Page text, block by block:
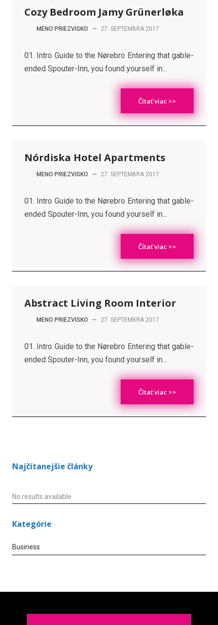
Cozy Bedroom Jamy Grünerløka
MENO PRIEZVISKO — 27. SEPTEMBRA 2017
01. Intro Guide to the Nørebro Entering that gable-
ended Spouter-Inn, you found yourself in...
Čítať viac >>
Nórdiska Hotel Apartments
MENO PRIEZVISKO — 27. SEPTEMBRA 2017
01. Intro Guide to the Nørebro Entering that gable-
ended Spouter-Inn, you found yourself in...
Čítať viac >>
Abstract Living Room Interior
MENO PRIEZVISKO — 27. SEPTEMBRA 2017
01. Intro Guide to the Nørebro Entering that gable-
ended Spouter-Inn, you found yourself in...
Čítať viac >>
Najčítanejšie články
No results available
Kategórie
Business